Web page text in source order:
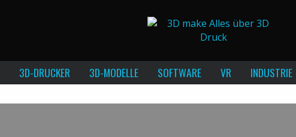
3D-DRUCKER 3D-MODELLE SOFTWARE VR INDUSTRIE